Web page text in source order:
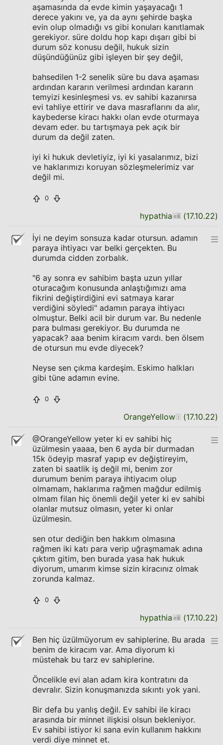
aşamasında da evde kimin yaşayacağı 1
derece yakını ve, ya da aynı şehirde başka
evin olup olmadığı vs gibi konuları kanıtlamak
gerekiyor. süre doldu hop kapı dışarı gibi bi
durum söz konusu değil, hukuk sizin
düşündüğünüz gibi işleyen bir şey değil,
bahsedilen 1-2 senelik süre bu dava aşaması
ardından kararın verilmesi ardından kararın
temyizi kesinleşmesi vs. ev sahibi kazanırsa
evi tahliye ettirir ve dava masraflarını da alır,
kaybederse kiracı hakkı olan evde oturmaya
devam eder. bu tartışmaya pek açık bir
durum da değil zaten.
iyi ki hukuk devletiyiz, iyi ki yasalarımız, bizi
ve haklarımızı koruyan sözleşmelerimiz var
değil mi.
0
hypathia (17.10.22)
İyi ne deyim sonsuza kadar otursun. adamın
paraya ihtiyacı var belki gerçekten. Bu
durumda cidden zorbalık.
"6 ay sonra ev sahibim başta uzun yıllar
oturacağım konusunda anlaştığımızı ama
fikrini değiştirdiğini evi satmaya karar
verdiğini söyledi" adamın paraya ihtiyacı
olmuştur. Belki acil bir durum var. Bu nedenle
para bulması gerekiyor. Bu durumda ne
yapacak? aaa benim kiracım vardı. ben ölsem
de otursun mu evde diyecek?
Neyse sen çıkma kardeşim. Eskimo halkları
gibi tüne adamın evine.
0
OrangeYellow (17.10.22)
@OrangeYellow yeter ki ev sahibi hiç
üzülmesin yaaaa, ben 6 ayda bir durmadan
15k ödeyip masraf yapıp ev değiştireyim,
zaten bi saatlik iş değil mi, benim zor
durumum benim paraya ihtiyacım olup
olmamam, haklarıma rağmen mağdur edilmiş
olmam filan hiç önemli değil yeter ki ev sahibi
olanlar mutsuz olmasın, yeter ki onlar
üzülmesin.
sen otur dediğin ben hakkım olmasına
rağmen iki katı para verip uğraşmamak adına
çıktım gitim, ben burada yasa hak hukuk
diyorum, umarım kimse sizin kiracınız olmak
zorunda kalmaz.
0
hypathia (17.10.22)
Ben hiç üzülmüyorum ev sahiplerine. Bu arada
benim de kiracım var. Ama diyorum ki
müstehak bu tarz ev sahiplerine.
Öncelikle evi alan adam kira kontratını da
devralır. Sizin konuşmanızda sıkıntı yok yani.
Bir defa bu yanlış değil. Ev sahibi ile kiracı
arasında bir minnet ilişkisi olsun bekleniyor.
Ev sahibi istiyor ki sana evin kullanım hakkını
verdi diye minnet et.